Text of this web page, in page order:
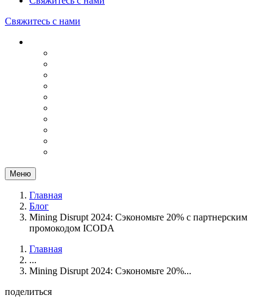
Свяжитесь с нами
Меню
Главная
Блог
Mining Disrupt 2024: Сэкономьте 20% с партнерским
промокодом ICODA
Главная
...
Mining Disrupt 2024: Сэкономьте 20%...
поделиться